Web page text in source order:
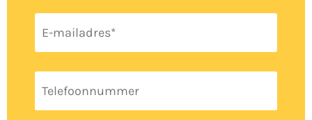
E-
mailadres *
Telefoon